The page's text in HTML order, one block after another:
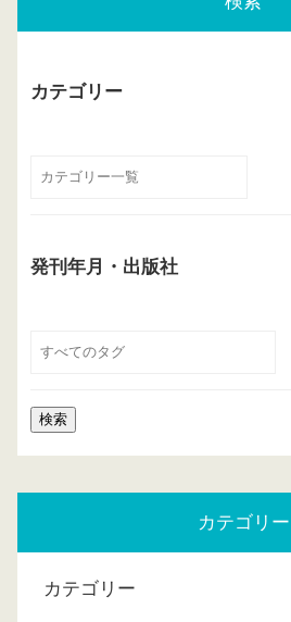
カテゴリー
発刊年月・出版社
カテゴリー
カテゴリー